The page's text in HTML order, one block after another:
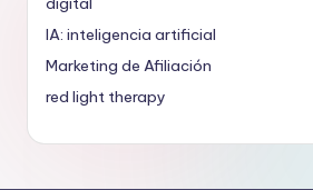
IA: inteligencia artificial
Marketing de Afiliación
red light therapy